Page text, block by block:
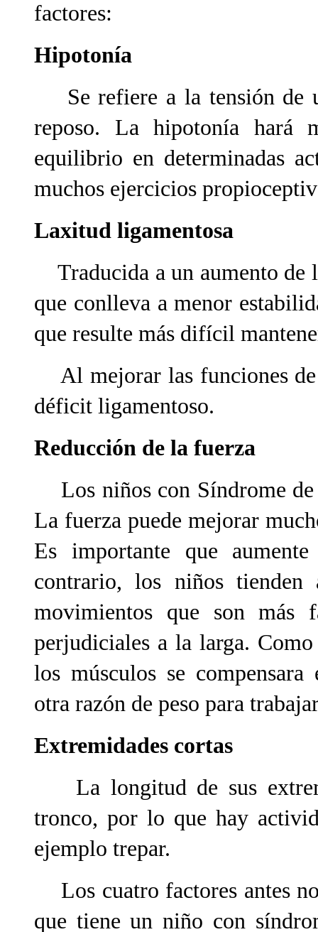
factores:
Hipotonía
Se refiere a la tensión de
reposo. La hipotonía hará
equilibrio en determinadas
muchos ejercicios
Laxitud ligamentosa
Traducida a un aumento de
que conlleva a menor
que resulte más difícil
Al mejorar las funciones de
déficit ligamentoso.
Reducción de la fuerza
Los niños con Síndrome de
La fuerza puede mejorar
Es importante que
contrario, los niños tienden
movimientos que son más
perjudiciales a la larga.
los músculos se
otra razón de peso para
Extremidades cortas
La longitud de sus
tronco, por lo que hay
ejemplo trepar.
Los cuatro factores antes
que tiene un niño con